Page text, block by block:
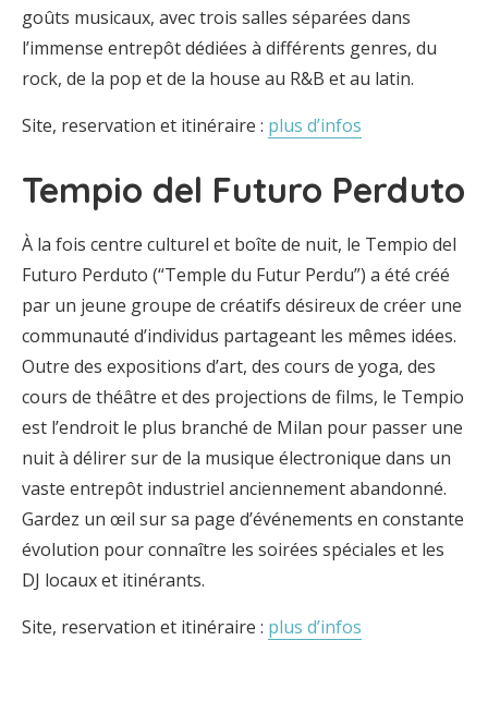
goûts musicaux, avec trois salles séparées dans
l’immense entrepôt dédiées à différents genres, du
rock, de la pop et de la house au R&B et au latin.
Site, reservation et itinéraire : plus d’infos
Tempio del Futuro Perduto
À la fois centre culturel et boîte de nuit, le Tempio del
Futuro Perduto (“Temple du Futur Perdu”) a été créé
par un jeune groupe de créatifs désireux de créer une
communauté d’individus partageant les mêmes idées.
Outre des expositions d’art, des cours de yoga, des
cours de théâtre et des projections de films, le Tempio
est l’endroit le plus branché de Milan pour passer une
nuit à délirer sur de la musique électronique dans un
vaste entrepôt industriel anciennement abandonné.
Gardez un œil sur sa page d’événements en constante
évolution pour connaître les soirées spéciales et les
DJ locaux et itinérants.
Site, reservation et itinéraire : plus d’infos